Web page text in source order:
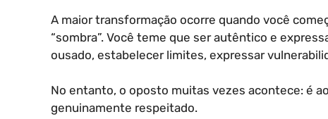
A maior transformação ocorre quando você
“sombra”. Você teme que ser autêntico e
ousado, estabelecer limites, expressar
No entanto, o oposto muitas vezes acontece: é
genuinamente respeitado.